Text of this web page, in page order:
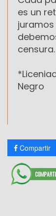
es un
juramos
censura.
Negro
Compartir